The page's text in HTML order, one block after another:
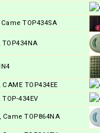
TOP434SA
CAME TOP434EE
TOP-434EV
Came TOP864NA